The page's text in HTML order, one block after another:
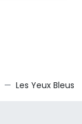
Les Yeux Bleus